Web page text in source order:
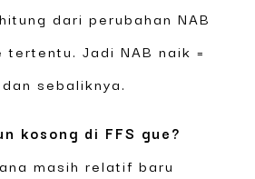
dari perubahan NAB
Jadi NAB naik =
sebaliknya.
kosong di FFS gue?
masih relatif baru